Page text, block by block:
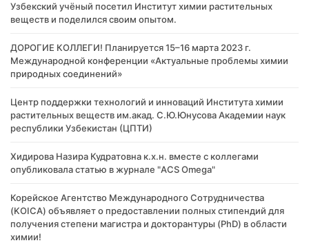
Узбекский учёный посетил Институт химии растительных
веществ и поделился своим опытом.
ДОРОГИЕ КОЛЛЕГИ! Планируется 15–16 марта 2023 г.
Международной конференции «Актуальные проблемы химии
природных соединений»
Центр поддержки технологий и инноваций Института химии
растительных веществ им.акад. С.Ю.Юнусова Академии наук
республики Узбекистан (ЦПТИ)
Хидирова Назира Кудратовна к.х.н. вместе с коллегами
опубликовала статью в журнале "ACS Omega"
Корейское Агентство Международного Сотрудничества
(KOICA) объявляет о предоставлении полных стипендий для
получения степени магистра и докторантуры (PhD) в области
химии!